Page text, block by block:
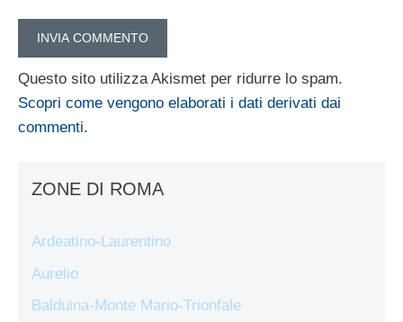
Questo sito utilizza Akismet per ridurre lo spam.
Scopri come vengono elaborati i dati derivati dai
commenti.
ZONE DI ROMA
Ardeatino-Laurentino
Aurelio
Balduina-Monte Mario-Trionfale